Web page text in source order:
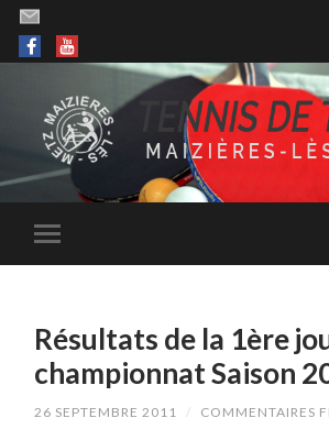
Résultats de la 1ère
championnat Saison
26 SEPTEMBRE 2011 / COMMENTAIRES